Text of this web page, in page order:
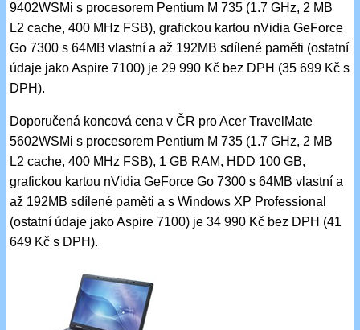
9402WSMi s procesorem Pentium M 735 (1.7 GHz, 2 MB
L2 cache, 400 MHz FSB), grafickou kartou nVidia GeForce
Go 7300 s 64MB vlastní a až 192MB sdílené paměti (ostatní
údaje jako Aspire 7100) je 29 990 Kč bez DPH (35 699 Kč s
DPH).
Doporučená koncová cena v ČR pro Acer TravelMate
5602WSMi s procesorem Pentium M 735 (1.7 GHz, 2 MB
L2 cache, 400 MHz FSB), 1 GB RAM, HDD 100 GB,
grafickou kartou nVidia GeForce Go 7300 s 64MB vlastní a
až 192MB sdílené paměti a s Windows XP Professional
(ostatní údaje jako Aspire 7100) je 34 990 Kč bez DPH (41
649 Kč s DPH).